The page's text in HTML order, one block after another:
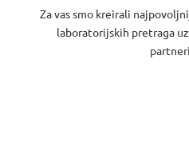
Za vas smo kreirali
laboratorijskih pretraga